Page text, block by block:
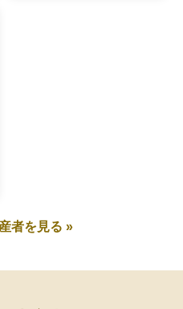
者を見る »